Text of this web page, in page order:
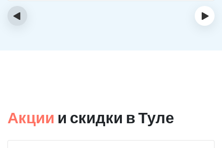
‹ ›
Акции и скидки в Туле